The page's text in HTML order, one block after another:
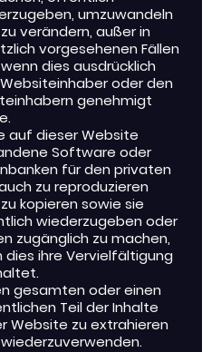
umzuwandeln
verändern, außer in
vorgesehenen Fällen
dies ausdrücklich
oder den
genehmigt
auf dieser Website
Software oder
für den privaten
zu reproduzieren
kopieren sowie sie
wiederzugeben oder
zugänglich zu machen,
dies ihre Vervielfältigung
gesamten oder einen
Teil der Inhalte
Website zu extrahieren